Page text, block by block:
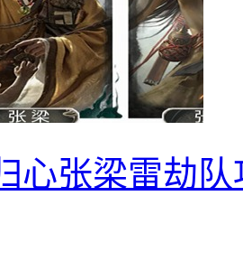
心张梁雷劫